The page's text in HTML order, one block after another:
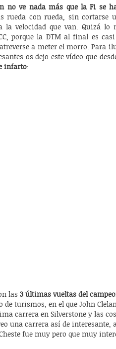
no ve nada más que la F1 se
rueda con rueda, sin cortarse
la velocidad que van. Quizá
porque la DTM al final es
a meter el morro. Para
os dejo este vídeo que
infarto:
las3 últimas vueltas del
turismos, en el que John
carrera en Silverstone y las
una carrera así de interesante,
fue muy pero que muy